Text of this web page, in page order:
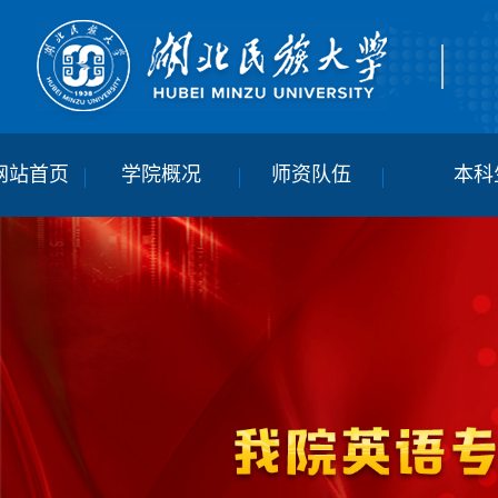
站首页 学院概况 师资队伍 本科